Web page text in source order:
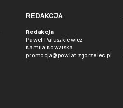
REDAKCJA
Redakcja
Paweł Paluszkiewicz
Kamila Kowalska
promocja@powiat.zgorzelec.pl